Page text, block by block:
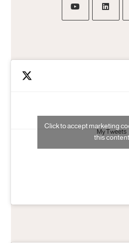
My Tweets
Click to accept marketing
this content